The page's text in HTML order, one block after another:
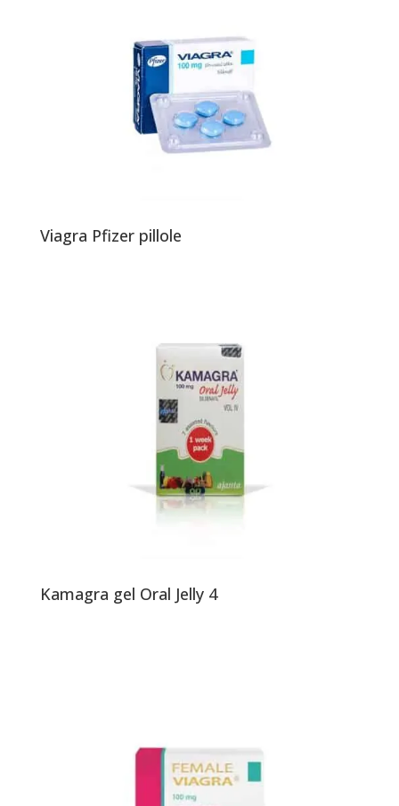
Viagra Pfizer pillole
Kamagra gel Oral Jelly 4